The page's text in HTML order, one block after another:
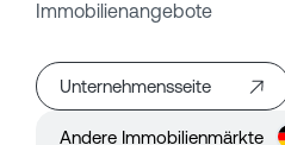
Immobilienangebote
Unternehmensseite
Andere Immobilienmärkte